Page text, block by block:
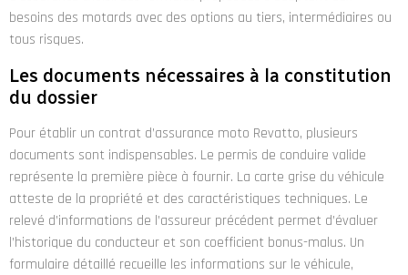
besoins des motards avec des options au tiers, intermédiaires ou
tous risques.
Les documents nécessaires à la constitution
du dossier
Pour établir un contrat d’assurance moto Revatto, plusieurs
documents sont indispensables. Le permis de conduire valide
représente la première pièce à fournir. La carte grise du véhicule
atteste de la propriété et des caractéristiques techniques. Le
relevé d’informations de l’assureur précédent permet d’évaluer
l’historique du conducteur et son coefficient bonus-malus. Un
formulaire détaillé recueille les informations sur le véhicule,